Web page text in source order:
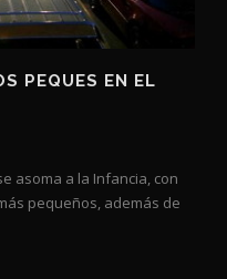
PEQUES EN EL
asoma a la Infancia, con
pequeños, además de